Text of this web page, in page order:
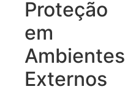
Proteção
em
Ambientes
Externos